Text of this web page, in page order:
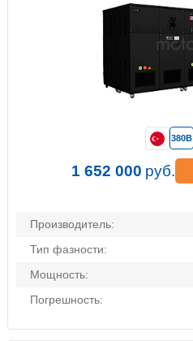
Производитель:
Тип фазности:
Мощность:
Погрешность:
380В
1 652 000 руб.